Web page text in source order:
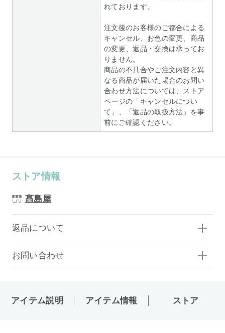
れております。
注文後のお客様のご都合による
キャンセル、お色の変更、商品
の変更、返品・交換は承ってお
りません。
商品の不具合やご注文内容と異
なる商品が届いた場合のお問い
合わせ方法については、ストア
ページの「キャンセルについ
て」、「返品の取扱方法」を事
前にご確認ください。
ストア情報
髙島屋
返品について
お問い合わせ
アイテム説明 アイテム情報 ストア